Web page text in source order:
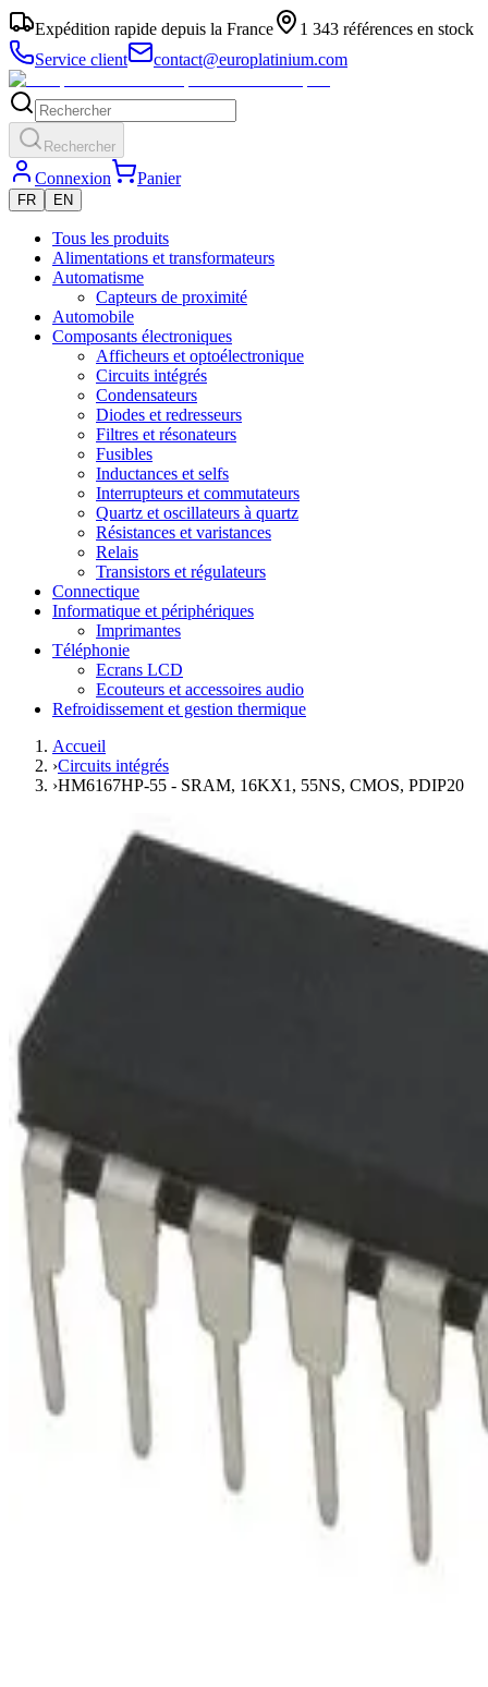
Expédition rapide depuis la France
1 343 références en stock
Service client
contact@europlatinium.com
Rechercher
Connexion Panier
FR EN
Tous les produits
Alimentations et transformateurs
Automatisme
Capteurs de proximité
Automobile
Composants électroniques
Afficheurs et optoélectronique
Circuits intégrés
Condensateurs
Diodes et redresseurs
Filtres et résonateurs
Fusibles
Inductances et selfs
Interrupteurs et commutateurs
Quartz et oscillateurs à quartz
Résistances et varistances
Relais
Transistors et régulateurs
Connectique
Informatique et périphériques
Imprimantes
Téléphonie
Ecrans LCD
Ecouteurs et accessoires audio
Refroidissement et gestion thermique
Accueil
›Circuits intégrés
›HM6167HP-55 - SRAM, 16KX1, 55NS, CMOS, PDIP20